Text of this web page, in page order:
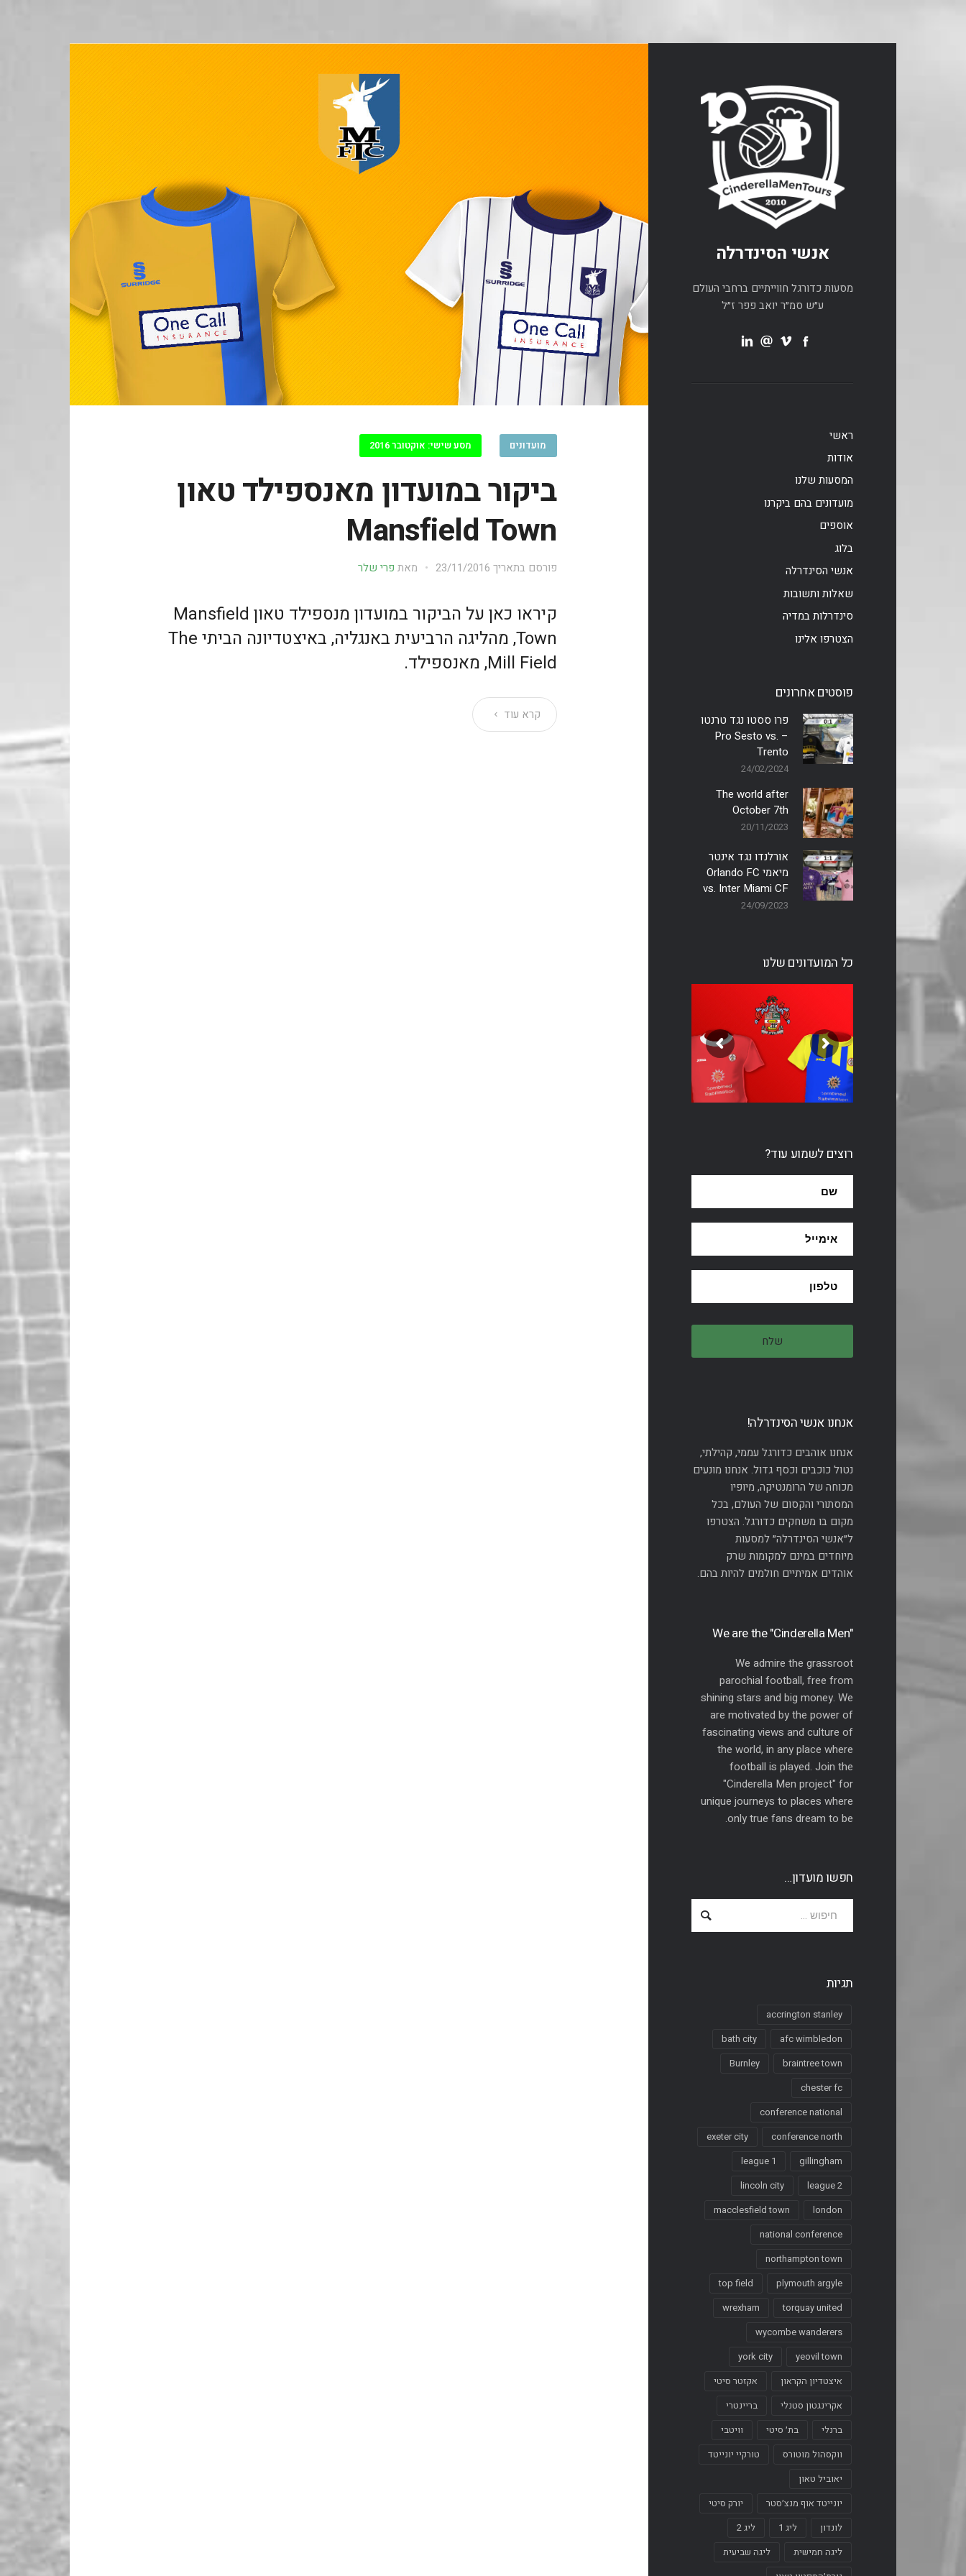
אנשי הסינדרלה
מסעות כדורגל חווייתיים ברחבי העולם
ע״ש סמ״ר יואב פפר ז״ל
ראשי
אודות
המסעות שלנו
מועדונים בהם ביקרנו
אוספים
בלוג
אנשי הסינדרלה
שאלות ותשובות
סינדרלות במדיה
הצטרפו אלינו
פוסטים אחרונים
פרו ססטו נגד טרנטו
– Pro Sesto vs.
Trento
24/02/2024
The world after
October 7th
20/11/2023
אורלנדו נגד אינטר
מיאמי Orlando FC
vs. Inter Miami CF
24/09/2023
כל המועדונים שלנו
רוצים לשמוע עוד?
אנחנו אנשי הסינדרלה!
אנחנו אוהבים כדורגל עממי, קהילתי,
נטול כוכבים וכסף גדול. אנחנו מונעים
מכוחה של הרומנטיקה, מיופיו
המסתורי והקסום של העולם, בכל
מקום בו משחקים כדורגל. הצטרפו
ל״אנשי הסינדרלה״ למסעות
מיוחדים במינם למקומות שרק
אוהדים אמיתיים חולמים להיות בהם.
"We are the "Cinderella Men
We admire the grassroot
parochial football, free from
shining stars and big money. We
are motivated by the power of
fascinating views and culture of
the world, in any place where
football is played. Join the
"Cinderella Men project" for
unique journeys to places where
only true fans dream to be.
חפשו מועדון…
תגיות
accrington stanley
afc wimbledon
bath city
braintree town
Burnley
chester fc
conference national
conference north
exeter city
gillingham
league 1
league 2
lincoln city
london
macclesfield town
national conference
northampton town
plymouth argyle
top field
torquay united
wrexham
wycombe wanderers
yeovil town
york city
איצטדיון הקראון
אקזטר סיטי
אקרינגטון סטנלי
בריינטרי
ברנלי
בת׳ סיטי
וויטבי
ווקסהול מוטורס
טורקיי יונייטד
יאוביל טאון
יונייטד אוף מנצ׳סטר
יורק סיטי
לונדון
ליג 1
ליג 2
ליגה חמישית
ליגה שביעית
מועדונים מסע שישי: אוקטובר 2016
ביקור במועדון מאנספילד טאון
Mansfield Town
פורסם בתאריך 23/11/2016 מאת פרי שלר
קיראו כאן על הביקור במועדון מנספילד טאון Mansfield
Town, מהליגה הרביעית באנגליה, באיצטדיונה הביתי The
Mill Field, מאנספילד.
קרא עוד